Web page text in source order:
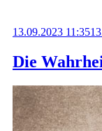
Die
13.09.2023 11:35